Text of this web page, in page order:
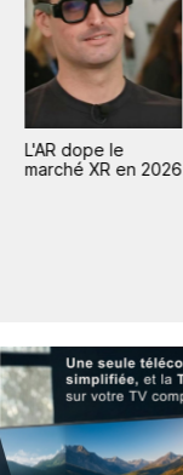
L'AR dope le
marché XR en 2026